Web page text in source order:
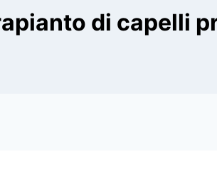
di capelli